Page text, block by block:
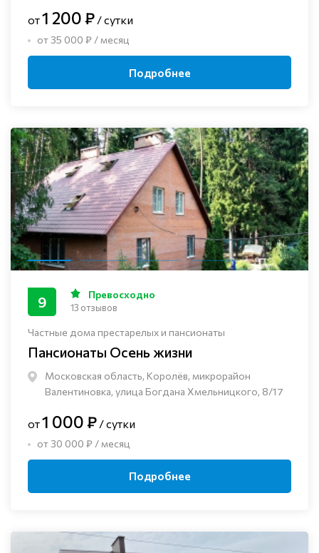
от1 200 ₽ / сутки
от 35 000 ₽ / месяц
Подробнее
Частные дома престарелых и пансионаты
Пансионаты Осень жизни
Московская область, Королёв, микрорайон
Валентиновка, улица Богдана Хмельницкого, 8/17
9 Превосходно
13 отзывов
от1 000 ₽ / сутки
от 30 000 ₽ / месяц
Подробнее